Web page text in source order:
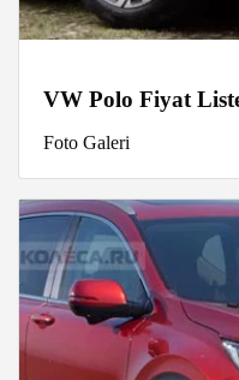
VW Polo Fiyat
Foto Galeri